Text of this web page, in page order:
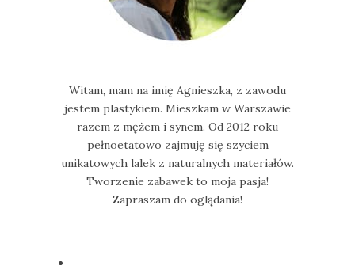
Witam, mam na imię Agnieszka, z zawodu
jestem plastykiem. Mieszkam w Warszawie
razem z mężem i synem. Od 2012 roku
pełnoetatowo zajmuję się szyciem
unikatowych lalek z naturalnych materiałów.
Tworzenie zabawek to moja pasja!
Zapraszam do oglądania!